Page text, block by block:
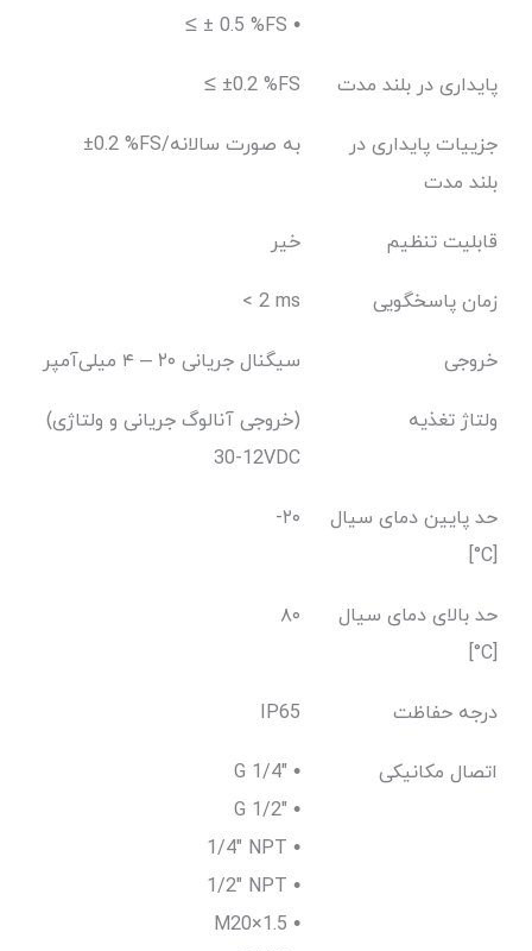
≤ ± 0.5 %FS •
پایداری در بلند مدت ≤ ±0.2 %FS
جزییات پایداری در
بلند مدت
±0.2 %FS/به صورت سالانه
قابلیت تنظیم خیر
زمان پاسخگویی < 2 ms
خروجی سیگنال جریانی ۲۰ – ۴ میلی‌آمپر
ولتاژ تغذیه
(خروجی آنالوگ جریانی و ولتاژی)
12-30VDC
حد پایین دمای سیال
[C°]
-۲۰
حد بالای دمای سیال
[C°]
۸۰
درجه حفاظت IP65
اتصال مکانیکی
G 1/4" •
G 1/2" •
1/4" NPT •
1/2" NPT •
M20×1.5 •